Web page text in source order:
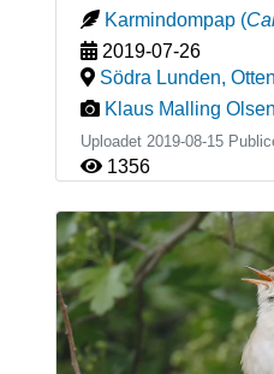
Karmindompap (
2019-07-26
Södra Lunden,
Klaus Malling Olsen
Uploadet 2019-08-15
1356